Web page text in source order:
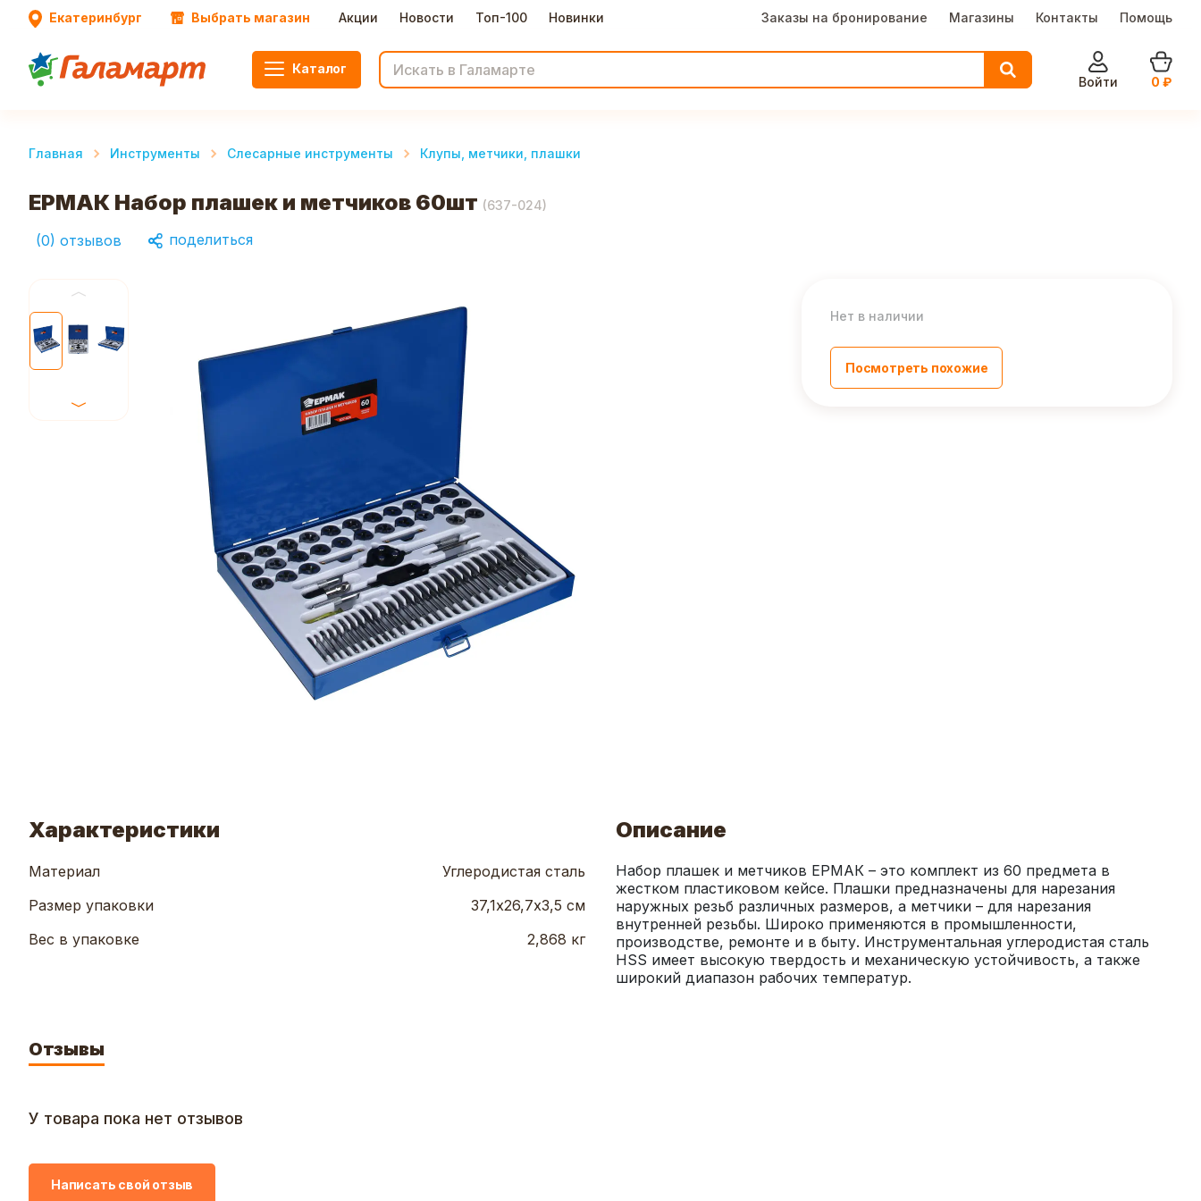
Екатеринбург Выбрать магазин Акции Новости Топ-100 Новинки Заказы на бронирование Магазины Контакты Помощь
Каталог
Войти
0 ₽
Главная Инструменты Слесарные инструменты Клупы, метчики, плашки
ЕРМАК Набор плашек и метчиков 60шт (637-024)
(0) отзывов поделиться
Нет в наличии
Посмотреть похожие
Характеристики
Материал
Углеродистая сталь
Размер упаковки
37,1х26,7х3,5 см
Вес в упаковке
2,868 кг
Описание
Набор плашек и метчиков ЕРМАК – это комплект из 60 предмета в
жестком пластиковом кейсе. Плашки предназначены для нарезания
наружных резьб различных размеров, а метчики – для нарезания
внутренней резьбы. Широко применяются в промышленности,
производстве, ремонте и в быту. Инструментальная углеродистая сталь
HSS имеет высокую твердость и механическую устойчивость, а также
широкий диапазон рабочих температур.
Отзывы
У товара пока нет отзывов
Написать свой отзыв